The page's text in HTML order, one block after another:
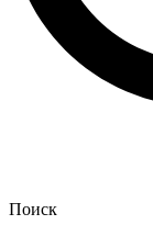
Поиск